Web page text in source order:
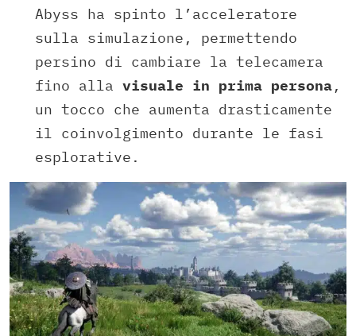
Abyss ha spinto l’acceleratore
sulla simulazione, permettendo
persino di cambiare la telecamera
fino alla visuale in prima persona,
un tocco che aumenta drasticamente
il coinvolgimento durante le fasi
esplorative.